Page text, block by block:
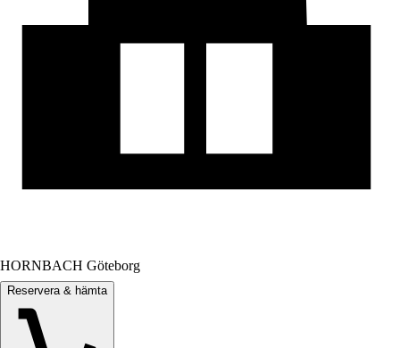
HORNBACH Göteborg
Reservera & hämta